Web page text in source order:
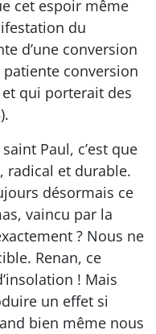
cet espoir même
du
d’une conversion
conversion
qui porterait des
Paul, c’est que
radical et durable.
désormais ce
vaincu par la
? Nous ne
Renan, ce
! Mais
un effet si
bien même nous